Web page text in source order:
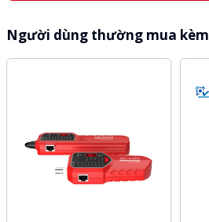
Người dùng thường mua kèm